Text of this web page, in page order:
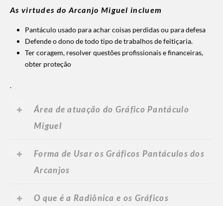
As virtudes do Arcanjo Miguel incluem
Pantáculo usado para achar coisas perdidasou para defesa
Defende o dono de todo tipo de trabalhos de feitiçaria.
Ter coragem, resolver questões profissionais e financeiras,
obter proteção
.
Área de atuação do Gráfico Pantáculo
Miguel
Forma de Usar os Gráficos Pantáculos dos
Arcanjos
O que é a Radiônica e os Gráficos